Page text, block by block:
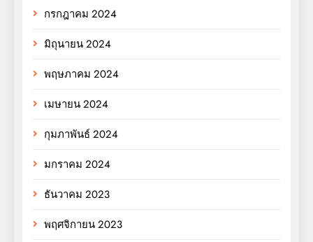
กรกฎาคม 2024
มิถุนายน 2024
พฤษภาคม 2024
เมษายน 2024
กุมภาพันธ์ 2024
มกราคม 2024
ธันวาคม 2023
พฤศจิกายน 2023